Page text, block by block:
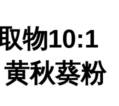
物10:1
秋葵粉